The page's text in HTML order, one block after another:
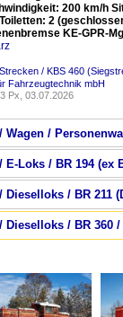
200 km/h
2
KE-GPR-
/ KBS 460
Fahrzeugtechnik mbH
Px, 03.07.2026
/
Loks / BR 194 (ex
/ BR 211
/ BR 360